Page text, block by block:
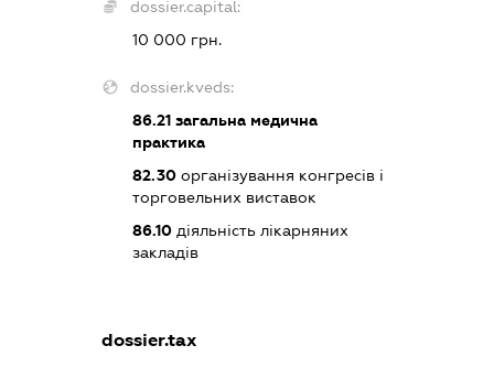
dossier.capital:
10 000 грн.
dossier.kveds:
86.21 загальна медична
практика
82.30 організування конгресів і
торговельних виставок
86.10 діяльність лікарняних
закладів
dossier.tax